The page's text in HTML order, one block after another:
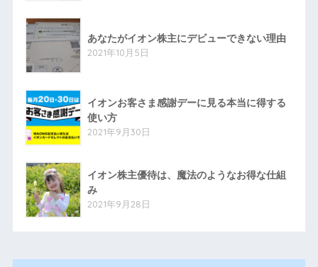
あなたがイオン株主にデビューできない理由
2021年10月5日
イオンお客さま感謝デーに見る本当に得する
使い方
2021年9月30日
イオン株主優待は、魔法のようなお得な仕組
み
2021年9月28日